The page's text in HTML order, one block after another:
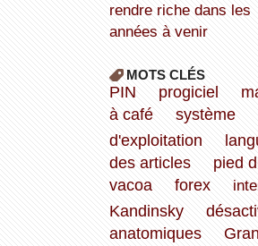
rendre riche dans les
années à venir
MOTS CLÉS
PIN progiciel
à café
système
d'exploitation
des articles
pied
vacoa
forex
Kandinsky
anatomiques